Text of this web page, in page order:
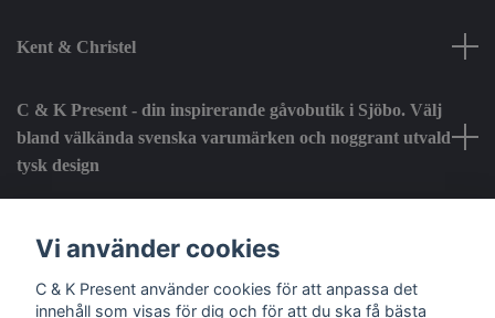
Kent & Christel
C & K Present - din inspirerande gåvobutik i Sjöbo. Välj
bland välkända svenska varumärken och noggrant utvald
tysk design
Sociala medier
Vi använder cookies
C & K Present använder cookies för att anpassa det
innehåll som visas för dig och för att du ska få bästa